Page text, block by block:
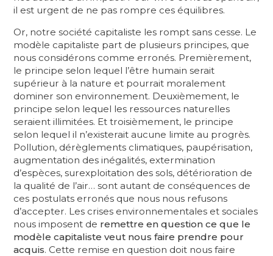
il est urgent de ne pas rompre ces équilibres.
Or, notre société capitaliste les rompt sans cesse. Le
modèle capitaliste part de plusieurs principes, que
nous considérons comme erronés. Premièrement,
le principe selon lequel l’être humain serait
supérieur à la nature et pourrait moralement
dominer son environnement. Deuxièmement, le
principe selon lequel les ressources naturelles
seraient illimitées. Et troisièmement, le principe
selon lequel il n’existerait aucune limite au progrès.
Pollution, dérèglements climatiques, paupérisation,
augmentation des inégalités, extermination
d’espèces, surexploitation des sols, détérioration de
la qualité de l’air… sont autant de conséquences de
ces postulats erronés que nous nous refusons
d’accepter. Les crises environnementales et sociales
nous imposent de remettre en question ce que le
modèle capitaliste veut nous faire prendre pour
acquis. Cette remise en question doit nous faire